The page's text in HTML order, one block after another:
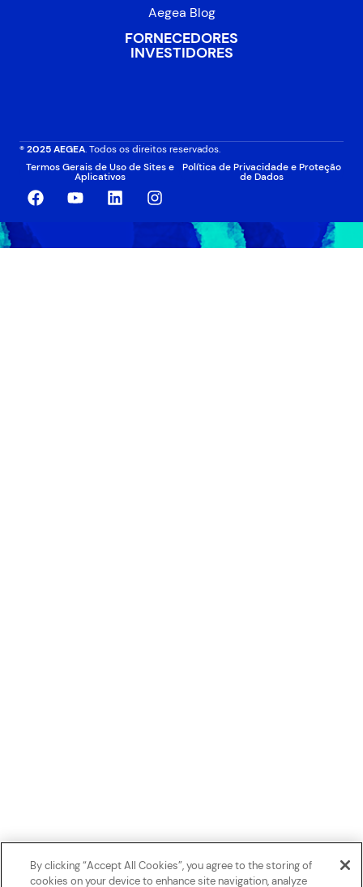
Aegea Blog
FORNECEDORES
INVESTIDORES
® 2025 AEGEA. Todos os direitos reservados.
Termos Gerais de Uso de Sites e
Aplicativos
Política de Privacidade e Proteção
de Dados
By clicking “Accept All Cookies”, you agree to the storing of
cookies on your device to enhance site navigation, analyze